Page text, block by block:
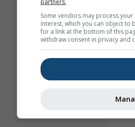
partners.
Some vendors may process
interest, which you can object to
for a link at the bottom of this
withdraw consent in privacy and